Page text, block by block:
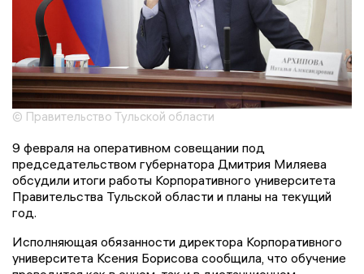
© Правительство Тульской области
9 февраля на оперативном совещании под
председательством губернатора Дмитрия Миляева
обсудили итоги работы Корпоративного университета
Правительства Тульской области и планы на текущий
год.
Исполняющая обязанности директора Корпоративного
университета Ксения Борисова сообщила, что обучение